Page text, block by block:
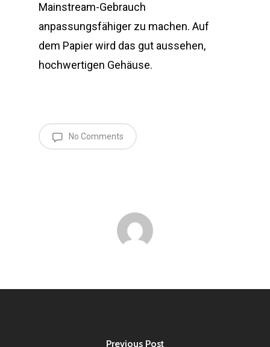
Mainstream-Gebrauch
anpassungsfähiger zu machen. Auf
dem Papier wird das gut aussehen,
hochwertigen Gehäuse.
No Comments
Previous Post